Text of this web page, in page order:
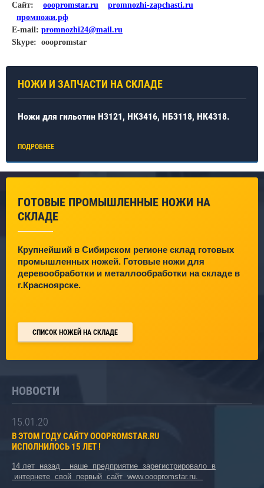
НОЖИ И ЗАПЧАСТИ НА СКЛАДЕ
Ножи для гильотин Н3121, НК3416, НБ3118, НК4318.
ПОДРОБНЕЕ
Cайт: ooopromstar.ru
promnozhi-zapchasti.ru
промножи.рф
E-mail: promnozhi24@mail.ru
Skype: ooopromstar
ГОТОВЫЕ ПРОМЫШЛЕННЫЕ НОЖИ НА
СКЛАДЕ
Крупнейший в Сибирском регионе склад готовых
промышленных ножей. Готовые ножи для
деревообработки и металлообработки на складе в
г.Красноярске.
СПИСОК НОЖЕЙ НА СКЛАДЕ
НОВОСТИ
15.01.20
В ЭТОМ ГОДУ САЙТУ ОOOPROMSTAR.RU
ИСПОЛНИЛОСЬ 15 ЛЕТ !
14 лет назад наше предприятие зарегистрировало в
интернете свой первый сайт www.ooopromstar.ru.